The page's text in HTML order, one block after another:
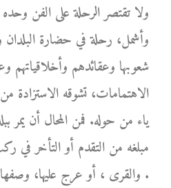
ولا تقتصر الرحلة على الفن
وأشمل، رحلة في حضارة البلدان
شعوبها وعقائدهم وأخلاقياتهم
الاهتمامات، تشوقه الاستزادة
ياء من حوله. فمن المحال أن يمر
مبلغه من التقدم أو التأخر في
والقرى ، أو عرج عليها، وصفها وأبدى انطباعه عنها .